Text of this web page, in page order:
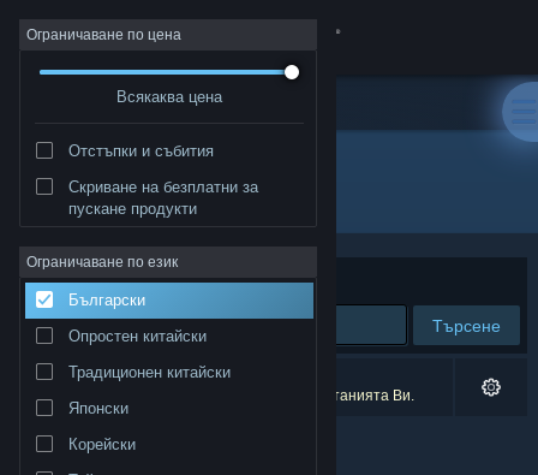
Вписване
Относно
Поддръжка
Смяна на езика
Ограничаване по цена
Всякаква цена
Отстъпки и събития
Скриване на безплатни за
пускане продукти
Ограничаване по език
Български
Опростен китайски
Традиционен китайски
Японски
Корейски
Издател: Ginormocorp Holdings Ltd
Сортиране по Съответстване
Търсене
0 резултата съответстват на търсенето Ви.
2 заглавия бяха изключени спрямо предпочитанията Ви.